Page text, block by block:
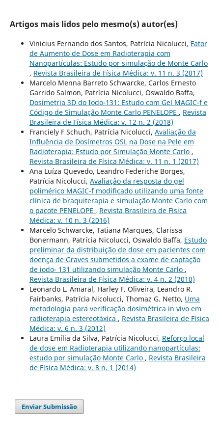
Artigos mais lidos pelo mesmo(s) autor(es)
Vinicius Fernando dos Santos, Patrícia Nicolucci, Fator
de Aumento de Dose em Radioterapia com
Nanopartículas: Estudo por simulação de Monte Carlo
, Revista Brasileira de Física Médica: v. 11 n. 3 (2017)
Marcelo Menna Barreto Schwarcke, Carlos Ernesto
Garrido Salmon, Patrícia Nicolucci, Oswaldo Baffa,
Dosimetria 3D do Iodo-131: Estudo com Gel MAGIC-f e
Código de Simulação Monte Carlo PENELOPE , Revista
Brasileira de Física Médica: v. 12 n. 2 (2018)
Franciely F Schuch, Patrícia Nicolucci, Avaliação da
Influência de Dosímetros OSL na Dose na Pele em
Radioterapia: Estudo por Simulação Monte Carlo ,
Revista Brasileira de Física Médica: v. 11 n. 1 (2017)
Ana Luíza Quevedo, Leandro Federiche Borges,
Patrícia Nicolucci, Avaliação da resposta do gel
polimérico MAGIC-f modificado utilizando uma fonte
clínica de braquiterapia e simulação Monte Carlo com
o pacote PENELOPE , Revista Brasileira de Física
Médica: v. 10 n. 3 (2016)
Marcelo Schwarcke, Tatiana Marques, Clarissa
Bonermann, Patrícia Nicolucci, Oswaldo Baffa, Estudo
preliminar da distribuição de dose em pacientes com
doença de Graves submetidos a exame de captação
de iodo- 131 utilizando simulação Monte Carlo ,
Revista Brasileira de Física Médica: v. 4 n. 2 (2010)
Leonardo L. Amaral, Harley F. Oliveira, Leandro R.
Fairbanks, Patrícia Nicolucci, Thomaz G. Netto, Uma
metodologia para verificação dosimétrica in vivo em
radioterapia estereotáxica , Revista Brasileira de Física
Médica: v. 6 n. 3 (2012)
Laura Emília da Silva, Patrícia Nicolucci, Reforço local
de dose em Radioterapia utilizando nanopartículas:
estudo por simulação Monte Carlo , Revista Brasileira
de Física Médica: v. 8 n. 1 (2014)
Enviar Submissão